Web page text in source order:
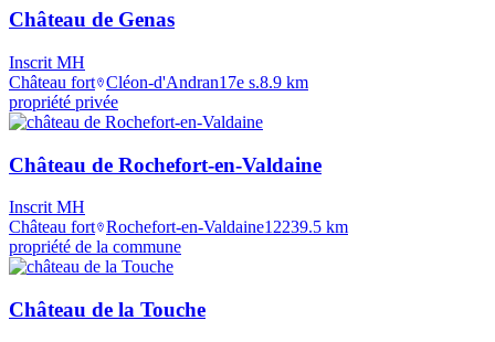
Château de Genas
Inscrit MH
Château fort Cléon-d'Andran17e s.8.9 km
propriété privée
Château de Rochefort-en-Valdaine
Inscrit MH
Château fort Rochefort-en-Valdaine12239.5 km
propriété de la commune
Château de la Touche